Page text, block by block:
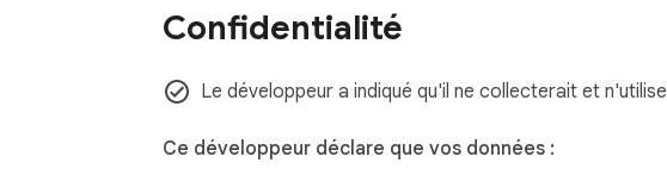
Confidentialité
Le développeur a indiqué qu'il ne collecterait et
Ce développeur déclare que vos données :